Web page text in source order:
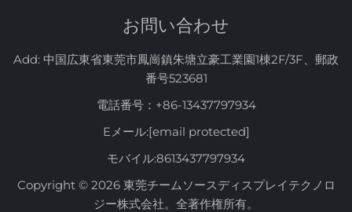
お問い合わせ
Add: 中国広東省東莞市鳳崗鎮朱塘立豪工業園1棟2F/3F、郵政
番号523681
電話番号： +86-13437797934
Eメール:[email protected]
モバイル:8613437797934
Copyright © 2026 東莞チームソースディスプレイテクノロ
ジー株式会社。全著作権所有。